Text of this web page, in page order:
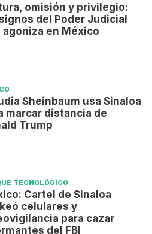
omisión y privilegio:
del Poder Judicial
agoniza en México
Sheinbaum usa Sinaloa
marcar distancia de
Trump
TECNOLÓGICO
Cartel de Sinaloa
celulares y
para cazar
del FBI